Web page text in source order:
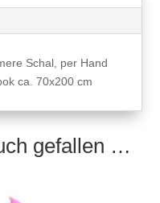
Schal, per Hand
ca. 70x200 cm
gefallen …